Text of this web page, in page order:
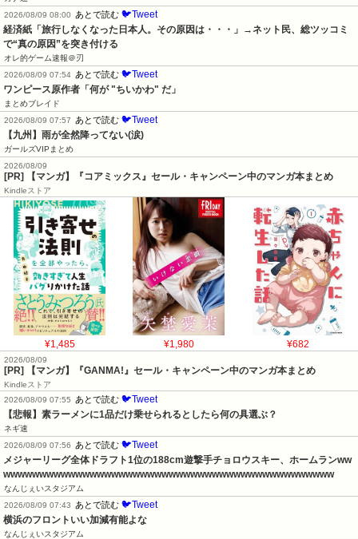
2026/08/09 08:00
あとで読む 🐦Tweet
経済紙「旅行しなくなった日本人。その原因は・・・」→ネット民、総ツッコミ
で“真の原因”を突き付ける
オレ的ゲーム速報＠刃
2026/08/09 07:54 あとで読む 🐦Tweet
ワンピース原作者「何が "ちいかわ" だ」
まとめブレイド
2026/08/09 07:57
あとで読む 🐦Tweet
【九州】雨が全然降ってない(涙)
ガールズVIPまとめ
2026/08/09
[PR] 【マンガ】『コアミックス』セール・キャンペーン中のマンガ本まとめ
Kindleストア
¥1,485 ¥1,980 ¥682
2026/08/09
[PR] 【マンガ】『GANMA!』セール・キャンペーン中のマンガ本まとめ
Kindleストア
2026/08/09 07:55
あとで読む 🐦Tweet
【悲報】素ラーメンに1品だけ乗せられるとしたら何の具選ぶ？
ネギ速
2026/08/09 07:56
あとで読む 🐦Tweet
メジャーリーグ全体ドラフト1位の188cm遊撃手チョロウスキー、ホームランww
wwwwwwwwwwwwwwwwwwwwwwwwwwwwwwwwwwwwwwwwwwwwww
なんじぇいスタジアム
2026/08/09 07:43
あとで読む 🐦Tweet
横浜のフロントいい加減有能よな
なんじぇいスタジアム